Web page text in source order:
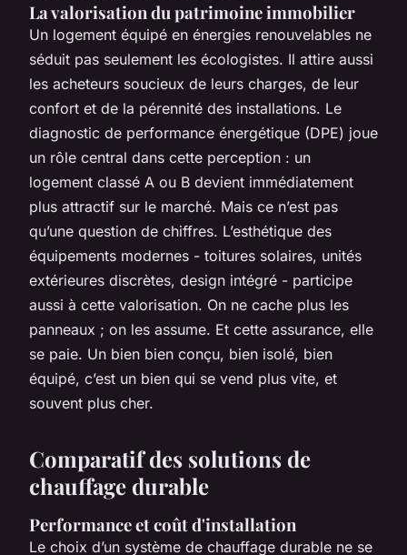
La valorisation du patrimoine immobilier
Un logement équipé en énergies renouvelables ne
séduit pas seulement les écologistes. Il attire aussi
les acheteurs soucieux de leurs charges, de leur
confort et de la pérennité des installations. Le
diagnostic de performance énergétique (DPE) joue
un rôle central dans cette perception : un
logement classé A ou B devient immédiatement
plus attractif sur le marché. Mais ce n’est pas
qu’une question de chiffres. L’esthétique des
équipements modernes - toitures solaires, unités
extérieures discrètes, design intégré - participe
aussi à cette valorisation. On ne cache plus les
panneaux ; on les assume. Et cette assurance, elle
se paie. Un bien bien conçu, bien isolé, bien
équipé, c’est un bien qui se vend plus vite, et
souvent plus cher.
Comparatif des solutions de
chauffage durable
Performance et coût d'installation
Le choix d’un système de chauffage durable ne se